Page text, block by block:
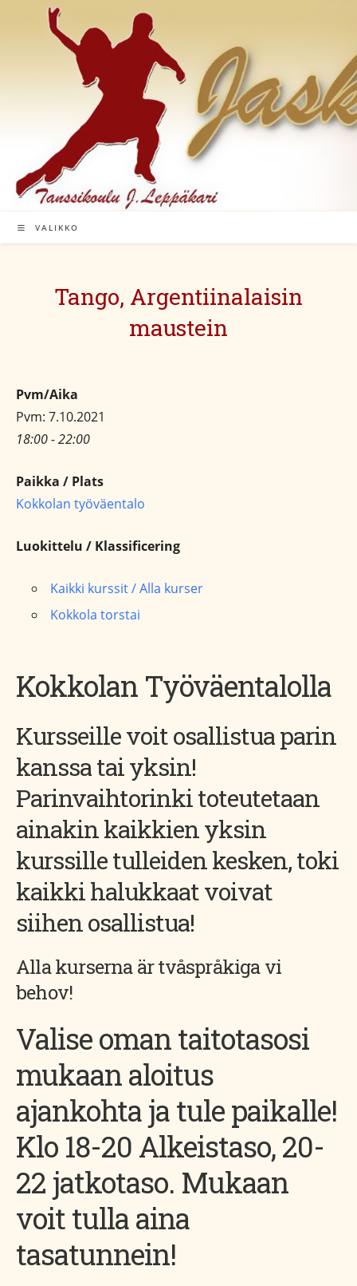
VALIKKO
Tango, Argentiinalaisin
maustein
Pvm/Aika
Pvm: 7.10.2021
18:00 - 22:00
Paikka / Plats
Kokkolan työväentalo
Luokittelu / Klassificering
Kaikki kurssit / Alla kurser
Kokkola torstai
Kokkolan Työväentalolla
Kursseille voit osallistua parin
kanssa tai yksin!
Parinvaihtorinki toteutetaan
ainakin kaikkien yksin
kurssille tulleiden kesken, toki
kaikki halukkaat voivat
siihen osallistua!
Alla kurserna är tvåspråkiga vi
behov!
Valise oman taitotasosi
mukaan aloitus
ajankohta ja tule paikalle!
Klo 18-20 Alkeistaso, 20-
22 jatkotaso. Mukaan
voit tulla aina
tasatunnein!